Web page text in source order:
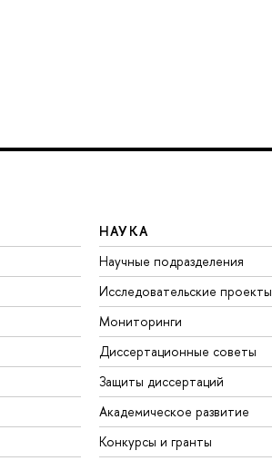
НАУКА
Научные подразделения
Исследовательские проекты
Мониторинги
Диссертационные советы
Защиты диссертаций
Академическое развитие
Конкурсы и гранты